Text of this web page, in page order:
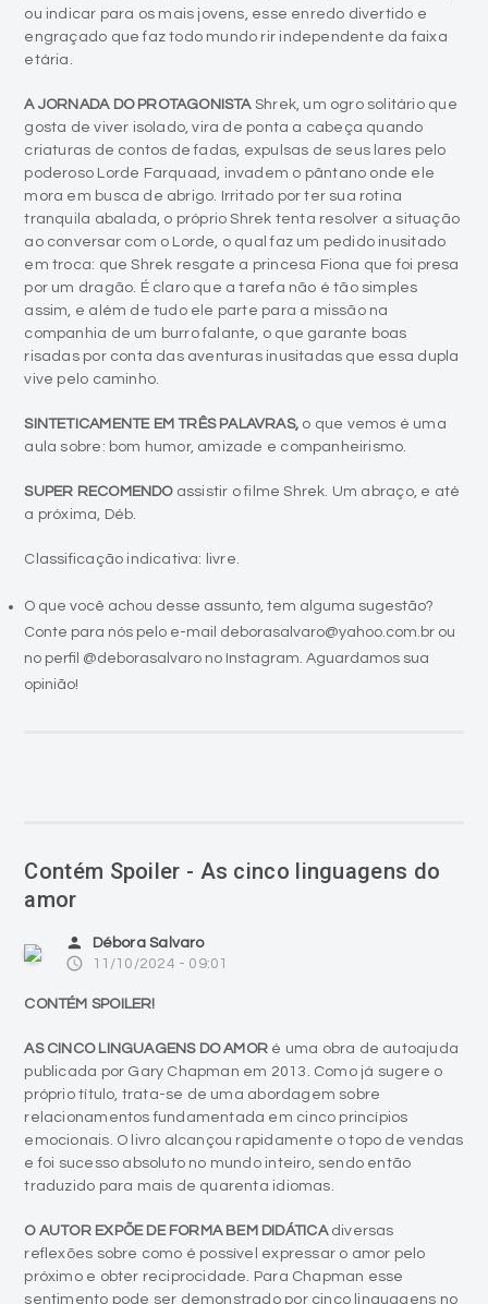
ou indicar para os mais jovens, esse enredo divertido e
engraçado que faz todo mundo rir independente da faixa
etária.
A JORNADA DO PROTAGONISTA Shrek, um ogro solitário que
gosta de viver isolado, vira de ponta a cabeça quando
criaturas de contos de fadas, expulsas de seus lares pelo
poderoso Lorde Farquaad, invadem o pântano onde ele
mora em busca de abrigo. Irritado por ter sua rotina
tranquila abalada, o próprio Shrek tenta resolver a situação
ao conversar com o Lorde, o qual faz um pedido inusitado
em troca: que Shrek resgate a princesa Fiona que foi presa
por um dragão. É claro que a tarefa não é tão simples
assim, e além de tudo ele parte para a missão na
companhia de um burro falante, o que garante boas
risadas por conta das aventuras inusitadas que essa dupla
vive pelo caminho.
SINTETICAMENTE EM TRÊS PALAVRAS, o que vemos é uma
aula sobre: bom humor, amizade e companheirismo.
SUPER RECOMENDO assistir o filme Shrek. Um abraço, e até
a próxima, Déb.
Classificação indicativa: livre.
O que você achou desse assunto, tem alguma sugestão?
Conte para nós pelo e-mail deborasalvaro@yahoo.com.br ou
no perfil @deborasalvaro no Instagram. Aguardamos sua
opinião!
Contém Spoiler - As cinco linguagens do
amor
person Débora Salvaro
access_time 11/10/2024 - 09:01
CONTÉM SPOILER!
AS CINCO LINGUAGENS DO AMOR é uma obra de autoajuda
publicada por Gary Chapman em 2013. Como já sugere o
próprio título, trata-se de uma abordagem sobre
relacionamentos fundamentada em cinco princípios
emocionais. O livro alcançou rapidamente o topo de vendas
e foi sucesso absoluto no mundo inteiro, sendo então
traduzido para mais de quarenta idiomas.
O AUTOR EXPÕE DE FORMA BEM DIDÁTICAdiversas
reflexões sobre como é possível expressar o amor pelo
próximo e obter reciprocidade. Para Chapman esse
sentimento pode ser demonstrado por cinco linguagens no